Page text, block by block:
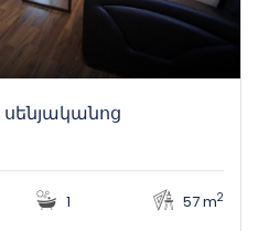
1 57 m2